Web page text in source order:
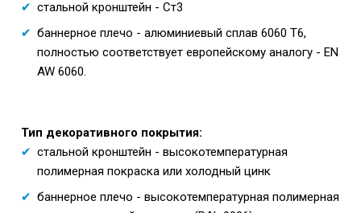
стальной кронштейн - Ст3
баннерное плечо - алюминиевый сплав 6060 T6,
полностью соответствует европейскому аналогу - EN
AW 6060.
Тип декоративного покрытия:
стальной кронштейн - высокотемпературная
полимерная покраска или холодный цинк
баннерное плечо - высокотемпературная полимерная